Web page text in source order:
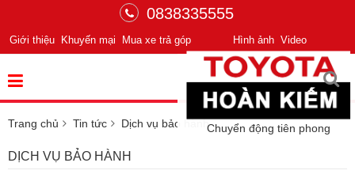
0838335555
Hình ảnh Video
Giới thiệu Khuyến mại Mua xe trả góp
Chuyển động tiên phong
Trang chủ Tin tức Dịch vụ bảo hành
DỊCH VỤ BẢO HÀNH